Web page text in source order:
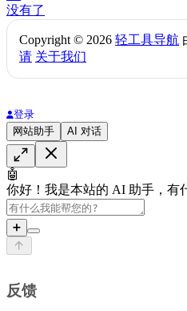
没有了
Copyright © 2026 轻工具导航
请 关于我们
登录
网站助手
AI 对话
🤖
你好！我是本站的 AI 助手，有
➕
反馈